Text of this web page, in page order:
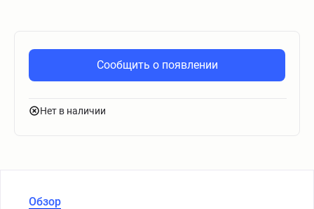
Сообщить о появлении
Нет в наличии
Обзор